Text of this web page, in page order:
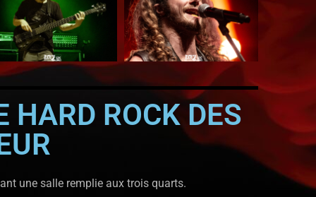
HARD ROCK DES
une salle remplie aux trois quarts.